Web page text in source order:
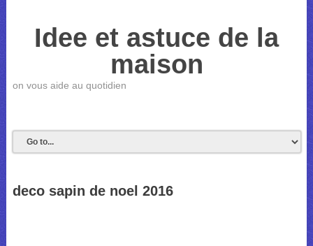
Idee et astuce de la
maison
on vous aide au quotidien
deco sapin de noel 2016